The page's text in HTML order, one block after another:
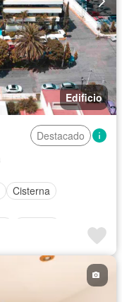
Edificio
Destacado
Cisterna
Bodega